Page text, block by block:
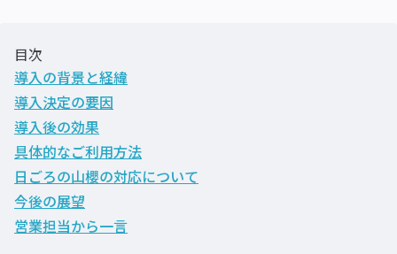
目次
導入の背景と経緯
導入決定の要因
導入後の効果
具体的なご利用方法
日ごろの山櫻の対応について
今後の展望
営業担当から一言